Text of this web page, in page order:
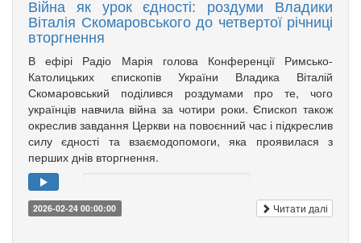
Війна як урок єдності: роздуми Владики
Віталія Скомаровського до четвертої річниці
вторгнення
В ефірі Радіо Марія голова Конференції Римсько-
Католицьких єпископів України Владика Віталій
Скомаровський поділився роздумами про те, чого
українців навчила війна за чотири роки. Єпископ також
окреслив завдання Церкви на повоєнний час і підкреслив
силу єдності та взаємодопомоги, яка проявилася з
перших днів вторгнення.
2026-02-24 00:00:00 Читати далі